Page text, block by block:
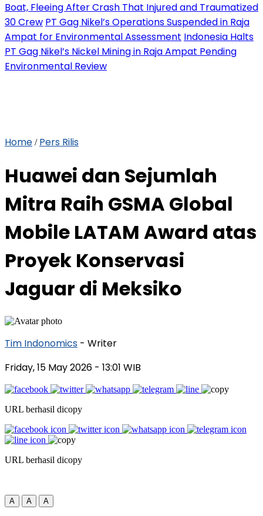
Boat, Fleeing After Crash That Injured and Traumatized
30 Crew PT Gag Nikel’s Operations Suspended in Raja
Ampat for Environmental Assessment Indonesia Halts
PT Gag Nikel’s Nickel Mining in Raja Ampat Pending
Environmental Review
Home / Pers Rilis
Huawei dan Sejumlah
Mitra Raih GSMA Global
Mobile LATAM Award atas
Proyek Konservasi
Jaguar di Meksiko
Tim Indonomics - Writer
Friday, 15 May 2026 - 13:01 WIB
URL berhasil dicopy
URL berhasil dicopy
A A A